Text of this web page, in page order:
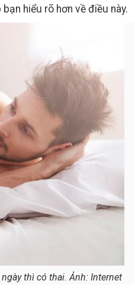
hiểu rõ hơn về điều này.
thì có thai. Ảnh: Internet